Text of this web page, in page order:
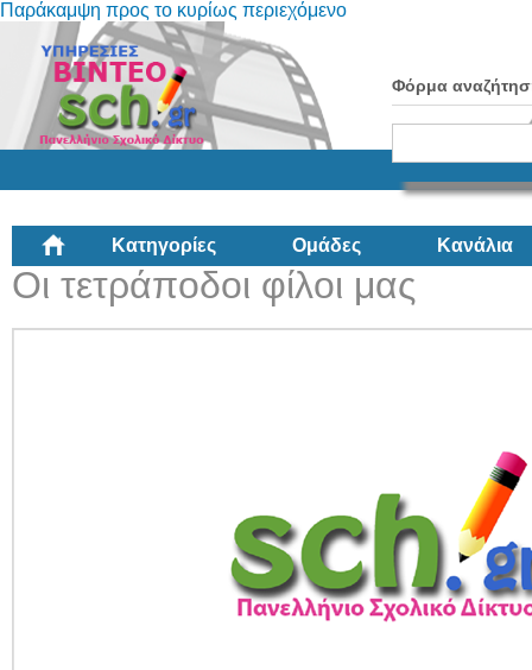
Παράκαμψη προς το κυρίως περιεχόμενο
Φόρμα
Κατηγορίες Ομάδες Κανάλια
Οι τετράποδοι φίλοι μας